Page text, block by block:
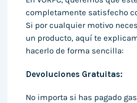
completamente satisfecho
Si por cualquier motivo
un producto, aquí te
hacerlo de forma sencilla:
Devoluciones Gratuitas:
No importa si has pagado